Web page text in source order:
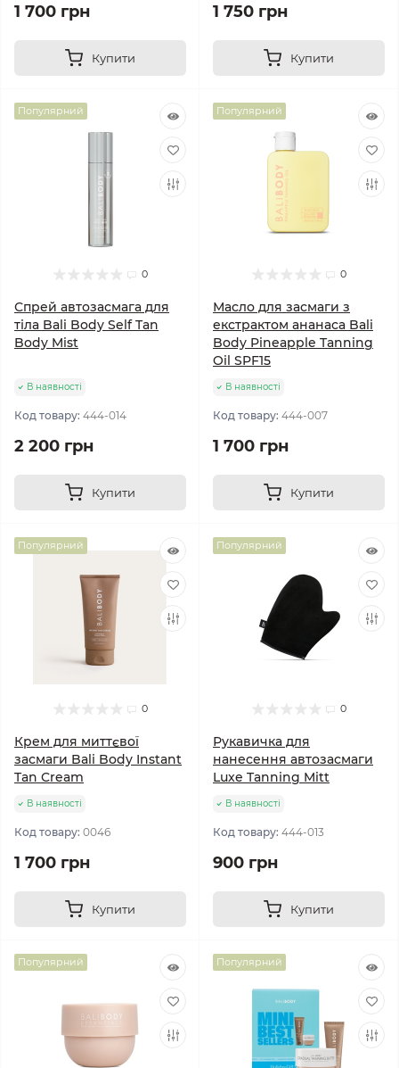
1 700 грн
Купити
1 750 грн
Купити
Популярний
0
Спрей автозасмага для
тіла Bali Body Self Tan
Body Mist
В наявності
Код товару: 444-014
2 200 грн
Купити
Популярний
0
Масло для засмаги з
екстрактом ананаса Bali
Body Pineapple Tanning
Oil SPF15
В наявності
Код товару: 444-007
1 700 грн
Купити
Популярний
0
Крем для миттєвої
засмаги Bali Body Instant
Tan Cream
В наявності
Код товару: 0046
1 700 грн
Купити
Популярний
0
Рукавичка для
нанесення автозасмаги
Luxe Tanning Mitt
В наявності
Код товару: 444-013
900 грн
Купити
Популярний Популярний